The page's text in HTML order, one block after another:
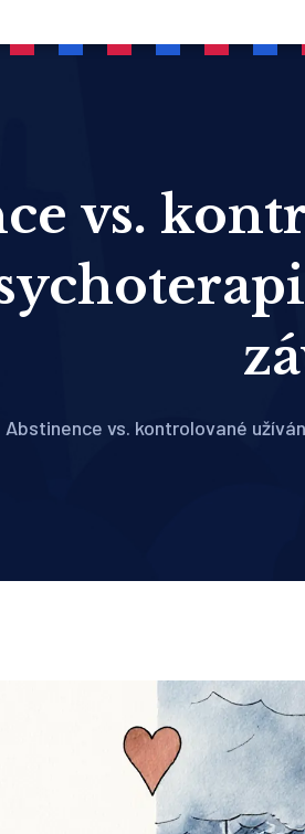
vs.
Abstinence vs. kontrolované